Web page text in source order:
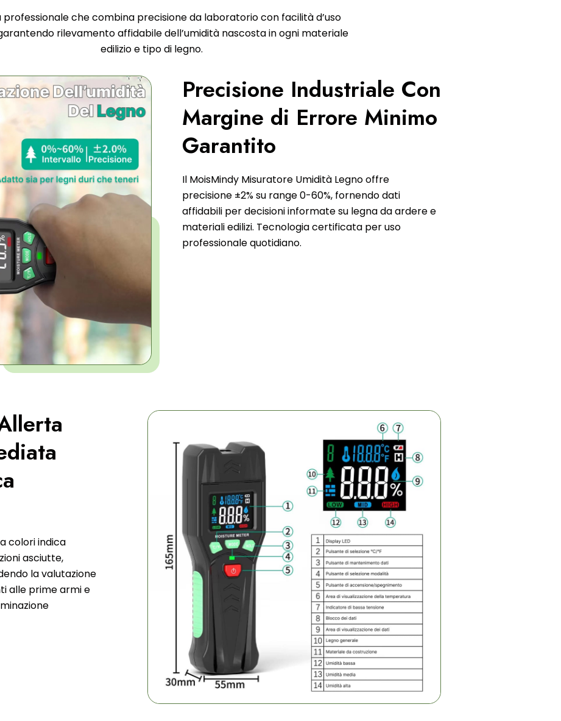
professionale che combina precisione da laboratorio con facilità d’uso
rilevamento affidabile dell’umidità nascosta in ogni materiale
edilizio e tipo di legno.
Precisione Industriale Con
Margine di Errore Minimo
Garantito
Il MoisMindy Misuratore Umidità Legno offre
precisione ±2% su range 0-60%, fornendo dati
affidabili per decisioni informate su legna da ardere e
materiali edilizi. Tecnologia certificata per uso
professionale quotidiano.
colori indica
asciutte,
la valutazione
alle prime armi e